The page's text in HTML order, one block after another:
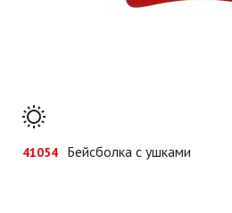
41054 Бейсболка с ушками